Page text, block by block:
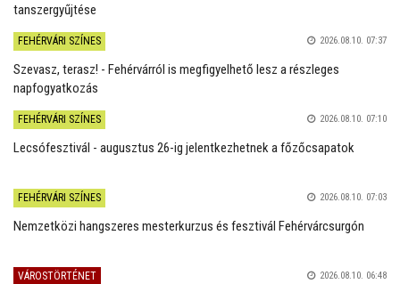
tanszergyűjtése
FEHÉRVÁRI SZÍNES 2026.08.10. 07:37
Szevasz, terasz! - Fehérvárról is megfigyelhető lesz a részleges
napfogyatkozás
FEHÉRVÁRI SZÍNES 2026.08.10. 07:10
Lecsófesztivál - augusztus 26-ig jelentkezhetnek a főzőcsapatok
FEHÉRVÁRI SZÍNES 2026.08.10. 07:03
Nemzetközi hangszeres mesterkurzus és fesztivál Fehérvárcsurgón
VÁROSTÖRTÉNET 2026.08.10. 06:48